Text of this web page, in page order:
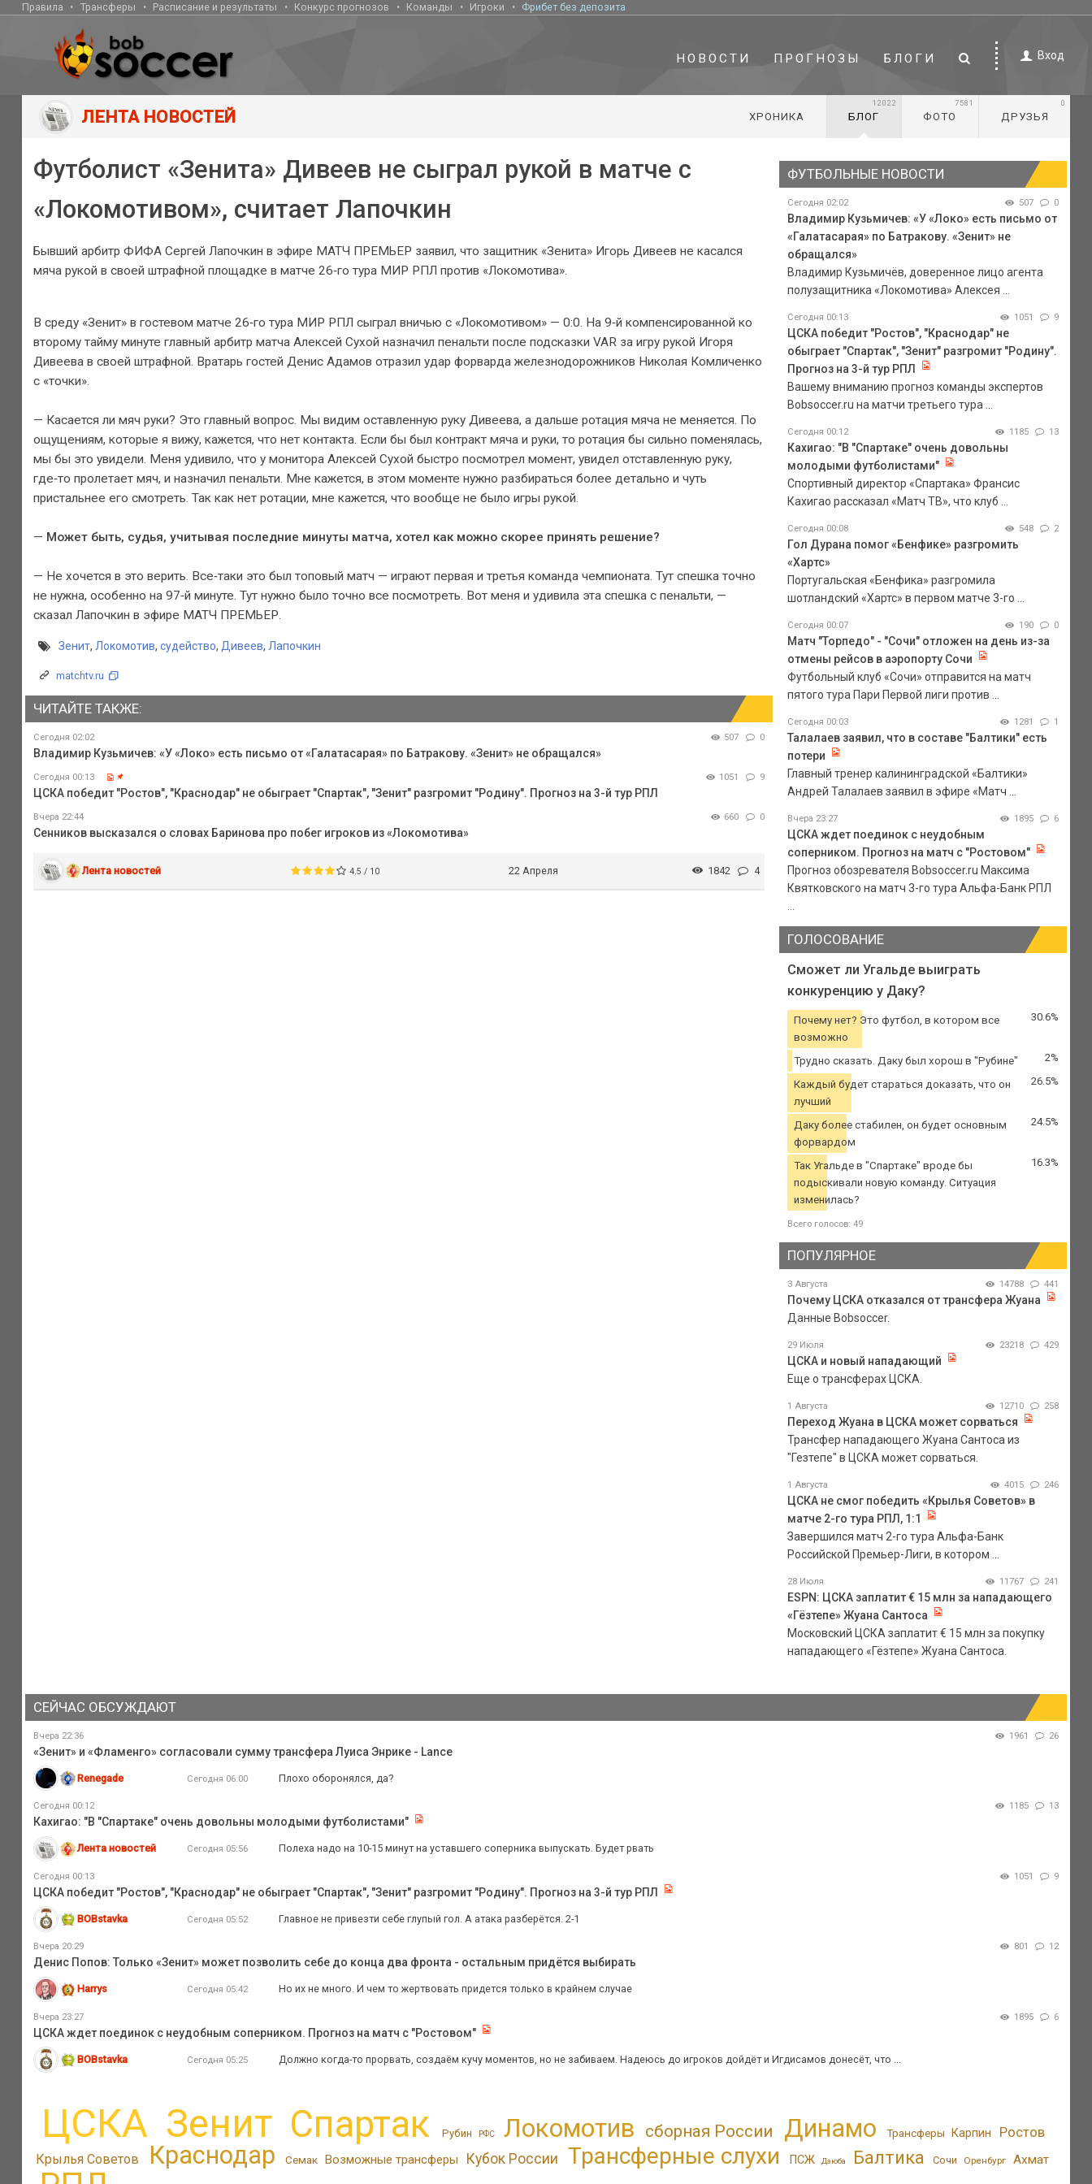
Правила Трансферы Расписание и результаты Конкурс прогнозов Команды Игроки Фрибет без депозита
НОВОСТИ ПРОГНОЗЫ БЛОГИ Вход
ЛЕНТА НОВОСТЕЙ ХРОНИКА БЛОГ
12022
ФОТО
7581
ДРУЗЬЯ
0
Футболист «Зенита» Дивеев не сыграл рукой в матче с
«Локомотивом», считает Лапочкин
Бывший арбитр ФИФА Сергей Лапочкин в эфире МАТЧ ПРЕМЬЕР заявил, что защитник «Зенита» Игорь Дивеев не касался
мяча рукой в своей штрафной площадке в матче 26‑го тура МИР РПЛ против «Локомотива».
В среду «Зенит» в гостевом матче 26‑го тура МИР РПЛ сыграл вничью с «Локомотивом» — 0:0. На 9‑й компенсированной ко
второму тайму минуте главный арбитр матча Алексей Сухой назначил пенальти после подсказки VAR за игру рукой Игоря
Дивеева в своей штрафной. Вратарь гостей Денис Адамов отразил удар форварда железнодорожников Николая Комличенко
с «точки».
— Касается ли мяч руки? Это главный вопрос. Мы видим оставленную руку Дивеева, а дальше ротация мяча не меняется. По
ощущениям, которые я вижу, кажется, что нет контакта. Если бы был контракт мяча и руки, то ротация бы сильно поменялась,
мы бы это увидели. Меня удивило, что у монитора Алексей Сухой быстро посмотрел момент, увидел отставленную руку,
где‑то пролетает мяч, и назначил пенальти. Мне кажется, в этом моменте нужно разбираться более детально и чуть
пристальнее его смотреть. Так как нет ротации, мне кажется, что вообще не было игры рукой.
— Может быть, судья, учитывая последние минуты матча, хотел как можно скорее принять решение?
— Не хочется в это верить. Все‑таки это был топовый матч — играют первая и третья команда чемпионата. Тут спешка точно
не нужна, особенно на 97‑й минуте. Тут нужно было точно все посмотреть. Вот меня и удивила эта спешка с пенальти, —
сказал Лапочкин в эфире МАТЧ ПРЕМЬЕР.
Зенит, Локомотив, судейство, Дивеев, Лапочкин
matchtv.ru
ЧИТАЙТЕ ТАКЖЕ:
Сегодня 02:02 507 0
Владимир Кузьмичев: «У «Локо» есть письмо от «Галатасарая» по Батракову. «Зенит» не обращался»
Сегодня 00:13 1051 9
ЦСКА победит "Ростов", "Краснодар" не обыграет "Спартак", "Зенит" разгромит "Родину". Прогноз на 3-й тур РПЛ
Вчера 22:44 660 0
Сенников высказался о словах Баринова про побег игроков из «Локомотива»
Лента новостей 4.5 / 10 22 Апреля 1842 4
ФУТБОЛЬНЫЕ НОВОСТИ
Сегодня 02:02 507 0
Владимир Кузьмичев: «У «Локо» есть письмо от
«Галатасарая» по Батракову. «Зенит» не
обращался»
Владимир Кузьмичёв, доверенное лицо агента
полузащитника «Локомотива» Алексея ...
Сегодня 00:13 1051 9
ЦСКА победит "Ростов", "Краснодар" не
обыграет "Спартак", "Зенит" разгромит "Родину".
Прогноз на 3-й тур РПЛ
Вашему вниманию прогноз команды экспертов
Bobsoccer.ru на матчи третьего тура ...
Сегодня 00:12 1185 13
Кахигао: "В "Спартаке" очень довольны
молодыми футболистами"
Спортивный директор «Спартака» Франсис
Кахигао рассказал «Матч ТВ», что клуб ...
Сегодня 00:08 548 2
Гол Дурана помог «Бенфике» разгромить
«Хартс»
Португальская «Бенфика» разгромила
шотландский «Хартс» в первом матче 3-го ...
Сегодня 00:07 190 0
Матч "Торпедо" - "Сочи" отложен на день из-за
отмены рейсов в аэропорту Сочи
Футбольный клуб «Сочи» отправится на матч
пятого тура Пари Первой лиги против ...
Сегодня 00:03 1281 1
Талалаев заявил, что в составе "Балтики" есть
потери
Главный тренер калининградской «Балтики»
Андрей Талалаев заявил в эфире «Матч ...
Вчера 23:27 1895 6
ЦСКА ждет поединок с неудобным
соперником. Прогноз на матч с "Ростовом"
Прогноз обозревателя Bobsoccer.ru Максима
Квятковского на матч 3-го тура Альфа-Банк РПЛ
ГОЛОСОВАНИЕ
Сможет ли Угальде выиграть
конкуренцию у Даку?
Почему нет? Это футбол, в котором все
возможно
30.6%
Трудно сказать. Даку был хорош в "Рубине" 2%
Каждый будет стараться доказать, что он
лучший
26.5%
Даку более стабилен, он будет основным
форвардом
24.5%
Так Угальде в "Спартаке" вроде бы
подыскивали новую команду. Ситуация
изменилась?
16.3%
Всего голосов: 49
ПОПУЛЯРНОЕ
3 Августа 14788 441
Почему ЦСКА отказался от трансфера Жуана
Данные Bobsoccer.
29 Июля 23218 429
ЦСКА и новый нападающий
Еще о трансферах ЦСКА.
1 Августа 12710 258
Переход Жуана в ЦСКА может сорваться
Трансфер нападающего Жуана Сантоса из
"Гезтепе" в ЦСКА может сорваться.
1 Августа 4015 246
ЦСКА не смог победить «Крылья Советов» в
матче 2-го тура РПЛ, 1:1
Завершился матч 2-го тура Альфа-Банк
Российской Премьер-Лиги, в котором ...
28 Июля 11767 241
ESPN: ЦСКА заплатит € 15 млн за нападающего
«Гёзтепе» Жуана Сантоса
Московский ЦСКА заплатит € 15 млн за покупку
нападающего «Гёзтепе» Жуана Сантоса.
СЕЙЧАС ОБСУЖДАЮТ
Вчера 22:36 1961 26
«Зенит» и «Фламенго» согласовали сумму трансфера Луиса Энрике - Lance
Renegade Сегодня 06:00 Плохо оборонялся, да?
Сегодня 00:12 1185 13
Кахигао: "В "Спартаке" очень довольны молодыми футболистами"
Лента новостей Сегодня 05:56 Полеха надо на 10-15 минут на уставшего соперника выпускать. Будет рвать
Сегодня 00:13 1051 9
ЦСКА победит "Ростов", "Краснодар" не обыграет "Спартак", "Зенит" разгромит "Родину". Прогноз на 3-й тур РПЛ
BOBstavka Сегодня 05:52 Главное не привезти себе глупый гол. А атака разберётся. 2-1
Вчера 20:29 801 12
Денис Попов: Только «Зенит» может позволить себе до конца два фронта - остальным придётся выбирать
Harrys Сегодня 05:42 Но их не много. И чем то жертвовать придется только в крайнем случае
Вчера 23:27 1895 6
ЦСКА ждет поединок с неудобным соперником. Прогноз на матч с "Ростовом"
BOBstavka Сегодня 05:25 Должно когда-то прорвать, создаём кучу моментов, но не забиваем. Надеюсь до игроков дойдёт и Игдисамов донесёт, что ...
ЦСКА Зенит Спартак Рубин РФС Локомотив сборная России Динамо Трансферы Карпин Ростов
Крылья Советов Краснодар Семак Возможные трансферы Кубок России Трансферные слухи ПСЖ Дзюба Балтика Сочи Оренбург Ахмат